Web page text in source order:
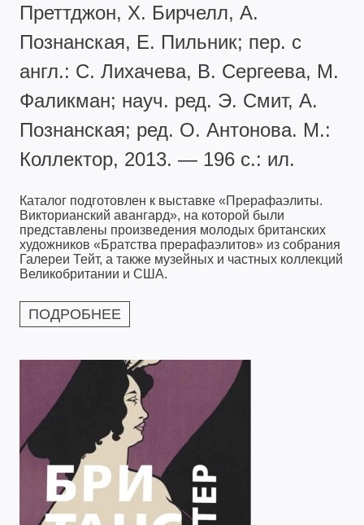
Преттджон, Х. Бирчелл, А.
Познанская, Е. Пильник; пер. с
англ.: С. Лихачева, В. Сергеева, М.
Фаликман; науч. ред. Э. Смит, А.
Познанская; ред. О. Антонова. М.:
Коллектор, 2013. — 196 с.: ил.
Каталог подготовлен к выставке «Прерафаэлиты.
Викторианский авангард», на которой были
представлены произведения молодых британских
художников «Братства прерафаэлитов» из собрания
Галереи Тейт, а также музейных и частных коллекций
Великобритании и США.
ПОДРОБНЕЕ